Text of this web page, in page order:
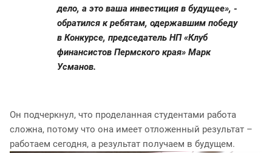
дело, а это ваша инвестиция в будущее», -
обратился к ребятам, одержавшим победу
в Конкурсе, председатель НП «Клуб
финансистов Пермского края» Марк
Усманов.
Он подчеркнул, что проделанная студентами работа
сложна, потому что она имеет отложенный результат –
работаем сегодня, а результат получаем в будущем.